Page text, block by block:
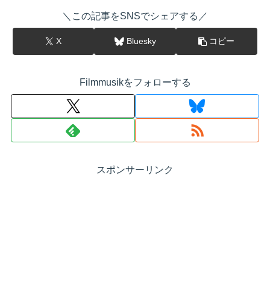
＼この記事をSNSでシェアする／
X Bluesky コピー
Filmmusikをフォローする
スポンサーリンク
映画を探す
下記を選択して絞り込み検索もできます